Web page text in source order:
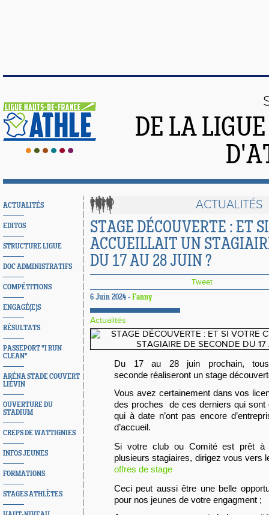
DE LA
ACTUALITÉS
EDITOS
STRUCTURE LIGUE
DOC ADMINISTRATIFS
COMPÉTITIONS
ENGAGÉ(E)S
RÉSULTATS
PASSEPORT "I RUN
CLEAN"
ARÉNA STADE COUVERT
LIÉVIN
OUVERTURE DU
STADIUM
CREPS DE WATTIGNIES
INFOS JEUNES
FORMATIONS
STAGES ATHLÈTES
ACTUALITÉS
STAGE DÉCOUVERTE : ET
ACCUEILLAIT UN
DU 17 AU 28 JUIN ?
Tweet
6 Juin 2024 - Fanny
Actualités
Du 17 au 28 juin prochain,
seconde réaliseront un stage
Vous avez certainement dans vos
des proches de ces derniers qui sont
qui à date n’ont pas encore
d’accueil.
Si votre club ou Comité est prêt à
plusieurs stagiaires, dirigez vous vers
offres de stage
Ceci peut aussi être une belle
pour nos jeunes de votre engagment ;